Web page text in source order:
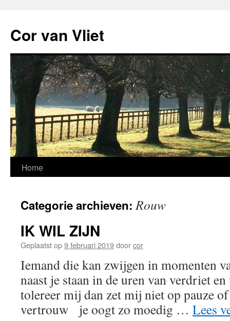
de
inhoud
Cor van Vliet
Home
Categorie archieven:Rouw
IK WIL ZIJN
Geplaatst op9 februari 2019doorcor
Iemand die kan zwijgen in momenten
naast je staan in de uren van verdriet
tolereer mij dan zet mij niet op pauze
vertrouw je oogt zo moedig … Lees